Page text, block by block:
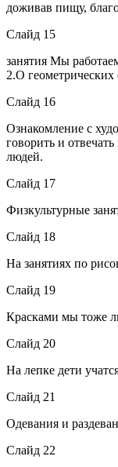
доживав пищу,
Слайд 15
занятия Мы
2.О
Слайд 16
Ознакомление с
говорить и
людей.
Слайд 17
Физкультурные
Слайд 18
На занятиях по
Слайд 19
Красками мы тоже
Слайд 20
На лепке дети
Слайд 21
Одевания и
Слайд 22